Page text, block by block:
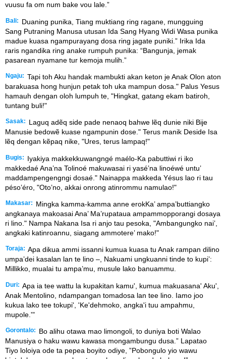
vuusu fa om num bake vou lale.”
Bali:
Duaning punika, Tiang muktiang ring ragane, mungguing
Sang Putraning Manusa utusan Ida Sang Hyang Widi Wasa punika
madue kuasa ngampurayang dosa ring jagate puniki.” Irika Ida
raris ngandika ring anake rumpuh punika: “Bangunja, jemak
pasarean nyamane tur kemoja mulih.”
Ngaju: Tapi toh Aku handak mambukti akan keton je Anak Olon aton
barakuasa hong hunjun petak toh uka mampun dosa." Palus Yesus
hamauh dengan oloh lumpuh te, "Hingkat, gatang ekam batiroh,
tuntang buli!"
Sasak:
Laguq adẽq side pade nenaoq bahwe lẽq dunie niki Bije
Manusie bedowẽ kuase ngampunin dose." Terus manik Deside Isa
lẽq dengan kẽpaq nike, "Ures, terus lampaq!"
Bugis:
Iyakiya makkekkuwangngé maélo-Ka pabuttiwi ri iko
makkedaé Ana’na Tolinoé makuwasai ri yasé’na linoéwé untu’
maddampengengngi dosaé." Nainappa makkeda Yésus lao ri tau
péso’éro, "Oto’no, akkai onrong atinrommu namulao!"
Makasar:
Mingka kamma-kamma anne erokKa’ ampa’buttiangko
angkanaya makoasai Ana’ Ma’rupataua ampammopporangi dosaya
ri lino." Nampa Nakana Isa ri anjo tau pesoka, "Ambangungko nai’,
angkaki katinroannu, siagang ammotere’ mako!"
Toraja: Apa dikua ammi issanni kumua kuasa tu Anak rampan dilino
umpa’dei kasalan lan te lino –, Nakuami ungkuanni tinde to kupi’:
Millikko, mualai tu ampa’mu, musule lako banuammu.
Duri: Apa ia tee wattu la kupakitan kamu', kumua makuasana' Aku',
Anak Mentolino, ndampangan tomadosa lan tee lino. Iamo joo
kukua lako tee tokupi', 'Ke'dehmoko, angka'i tuu ampahmu,
mupole.'"
Gorontalo:
Bo alihu otawa mao limongoli, to duniya boti Walao
Manusiya o haku wawu kawasa mongambungu dusa.” Lapatao
Tiyo loloiya ode ta pepea boyito odiye, ”Pobongulo yio wawu